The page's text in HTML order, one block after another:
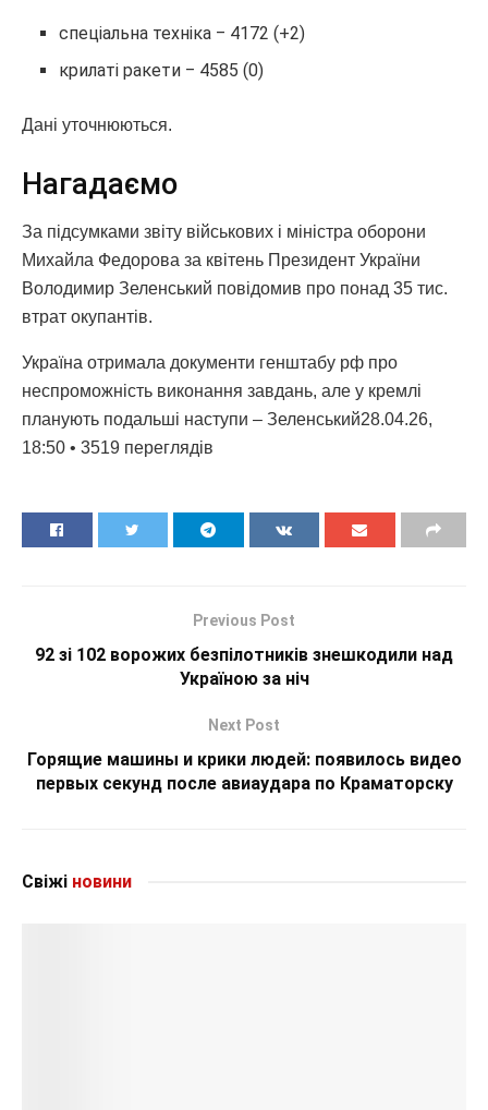
спеціальна техніка ‒ 4172 (+2)
крилаті ракети ‒ 4585 (0)
Дані уточнюються.
Нагадаємо
За підсумками звіту військових і міністра оборони
Михайла Федорова за квітень Президент України
Володимир Зеленський повідомив про понад 35 тис.
втрат окупантів.
Україна отримала документи генштабу рф про
неспроможність виконання завдань, але у кремлі
планують подальші наступи – Зеленський28.04.26,
18:50 • 3519 переглядiв
Previous Post
92 зі 102 ворожих безпілотників знешкодили над
Україною за ніч
Next Post
Горящие машины и крики людей: появилось видео
первых секунд после авиаудара по Краматорску
Свіжі новини